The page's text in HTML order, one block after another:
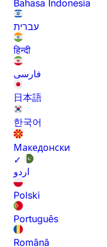
Bahasa Indonesia
עברית
हिन्दी
فارسی
日本語
한국어
Македонски
✓
اردو
Polski
Português
Română